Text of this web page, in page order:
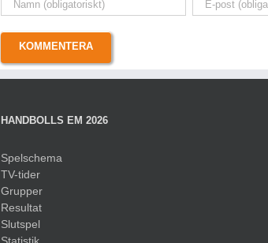
HANDBOLLS EM 2026
Spelschema
TV-tider
Grupper
Resultat
Slutspel
Statistik